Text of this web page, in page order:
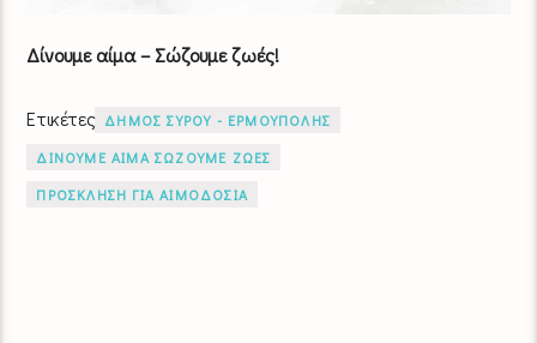
Δίνουμε αίμα – Σώζουμε ζωές!
Ετικέτες ΔΗΜΟΣ ΣΥΡΟΥ - ΕΡΜΟΥΠΟΛΗΣ
ΔΙΝΟΥΜΕ ΑΙΜΑ ΣΩΖΟΥΜΕ ΖΩΕΣ
ΠΡΟΣΚΛΗΣΗ ΓΙΑ ΑΙΜΟΔΟΣΙΑ